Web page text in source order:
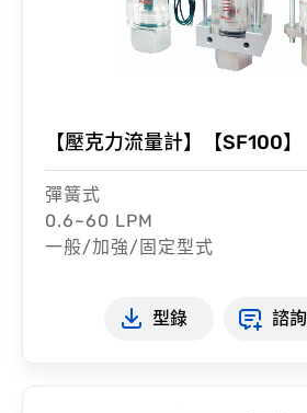
【壓克力流量計】【SF100】
彈簧式
0.6~60 LPM
一般/加強/固定型式
型錄 諮詢